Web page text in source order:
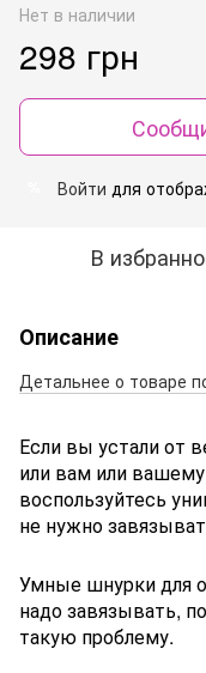
Нет в наличии
298 грн
Войти для
В
Описание
Детальнее о товаре
Если вы устали от
или вам или
воспользуйтесь
не нужно
Умные шнурки для
надо завязывать,
такую проблему.